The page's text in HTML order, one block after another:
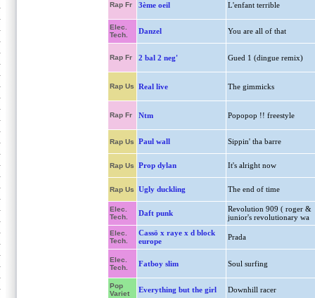
Rap Fr 3ème oeil L'enfant terrible
Elec.
Tech.
Danzel You are all of that
Rap Fr 2 bal 2 neg' Gued 1 (dingue remix)
Rap Us Real live The gimmicks
Rap Fr Ntm Popopop !! freestyle
Rap Us Paul wall Sippin' tha barre
Rap Us Prop dylan It's alright now
Rap Us Ugly duckling The end of time
Elec.
Tech.
Daft punk
Revolution 909 ( roger &
junior's revolutionary wa
Elec.
Tech.
Cassö x raye x d block
europe
Prada
Elec.
Tech.
Fatboy slim Soul surfing
Pop
Variet
Everything but the girl Downhill racer